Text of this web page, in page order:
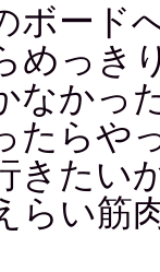
ボード
めっき
なかっ
たらや
きたい
らい筋